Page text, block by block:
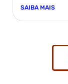
SAIBA MAIS